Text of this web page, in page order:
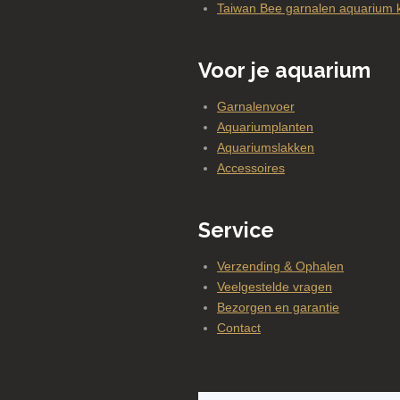
Taiwan Bee garnalen aquarium
Voor je aquarium
Garnalenvoer
Aquariumplanten
Aquariumslakken
Accessoires
Service
Verzending & Ophalen
Veelgestelde vragen
Bezorgen en garantie
Contact